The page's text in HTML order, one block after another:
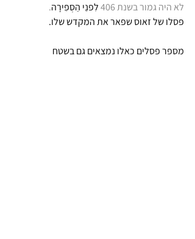
לא היה גמור בשנת 406
לִפנֵי הַסְפִירָה.
פסלו של זאוס שפאר את המקדש שלו.
מספר פסלים כאלו נמצאים גם בשטח